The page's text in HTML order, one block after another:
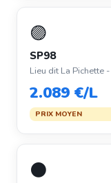
🟣
SP98
Lieu dit La Pichette
2.089 €/L
PRIX MOYEN
⚫